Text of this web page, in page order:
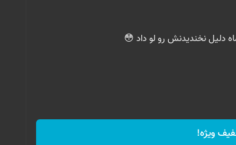
دلیل نخندیدنش رو لو داد 😳
ویژه!